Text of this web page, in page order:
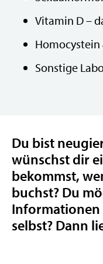
Vitamin D –
Homocystein
Sonstige
Du bist
wünschst dir
bekommst,
buchst? Du
Informationen
selbst? Dann